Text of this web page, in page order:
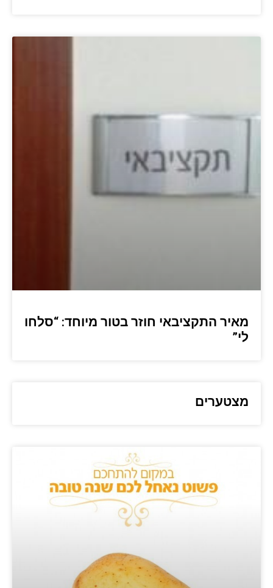
מאיר התקציבאי חוזר בטור מיוחד: “סלחו
לי”
מצטערים